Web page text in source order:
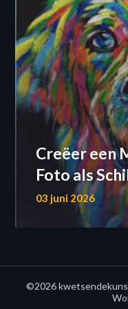
Creëer een
Foto als
03 juni 2026
©2026